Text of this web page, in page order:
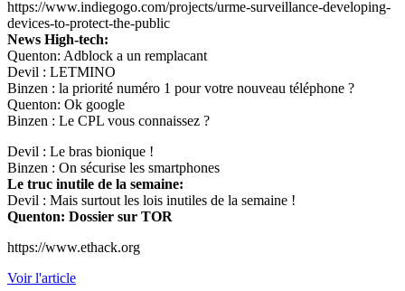
https://www.indiegogo.com/projects/urme-surveillance-developing-
devices-to-protect-the-public
News High-tech:
Quenton: Adblock a un remplacant
Devil : LETMINO
Binzen : la priorité numéro 1 pour votre nouveau téléphone ?
Quenton: Ok google
Binzen : Le CPL vous connaissez ?
Devil : Le bras bionique !
Binzen : On sécurise les smartphones
Le truc inutile de la semaine:
Devil : Mais surtout les lois inutiles de la semaine !
Quenton: Dossier sur TOR
https://www.ethack.org
Voir l'article